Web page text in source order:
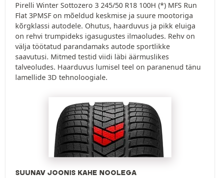
Pirelli Winter Sottozero 3 245/50 R18 100H (*) MFS Run
Flat 3PMSF on mõeldud keskmise ja suure mootoriga
kõrgklassi autodele. Ohutus, haarduvus ja pikk eluiga
on rehvi trumpideks igasugustes ilmaoludes. Rehv on
välja töötatud parandamaks autode sportlikke
saavutusi. Mitmed testid viidi läbi äärmuslikes
talveoludes. Haarduvus lumisel teel on paranenud tänu
lamellide 3D tehnoloogiale.
SUUNAV JOONIS KAHE NOOLEGA